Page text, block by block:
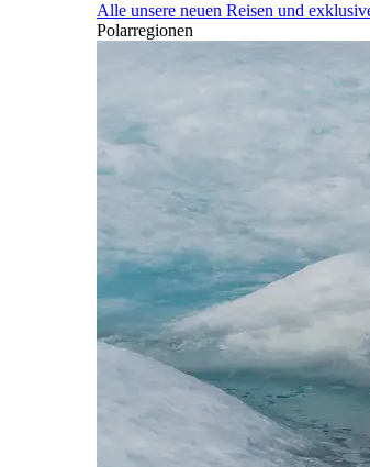
Alle unsere neuen Reisen und
Polarregionen